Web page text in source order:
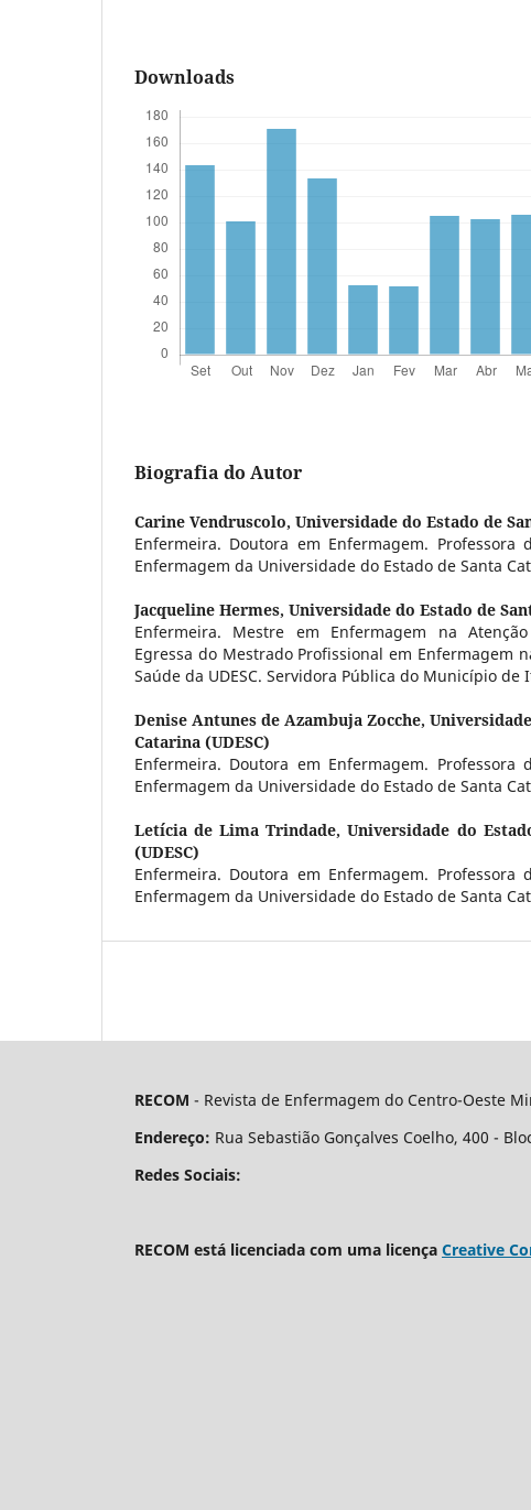
Downloads
Biografia do Autor
Carine Vendruscolo, Universidade do Estado de
Enfermeira. Doutora em Enfermagem. Professora
Enfermagem da Universidade do Estado de Santa
Jacqueline Hermes, Universidade do Estado de
Enfermeira. Mestre em Enfermagem na
Egressa do Mestrado Profissional em Enfermagem
Saúde da UDESC. Servidora Pública do Município de
Denise Antunes de Azambuja Zocche,
Catarina (UDESC)
Enfermeira. Doutora em Enfermagem. Professora
Enfermagem da Universidade do Estado de Santa
Letícia de Lima Trindade,Universidade do
(UDESC)
Enfermeira. Doutora em Enfermagem. Professora
Enfermagem da Universidade do Estado de Santa
RECOM - Revista de Enfermagem do Centro-Oeste
Endereço: Rua Sebastião Gonçalves Coelho, 400 -
Redes Sociais:
RECOM está licenciada com uma licença Creative